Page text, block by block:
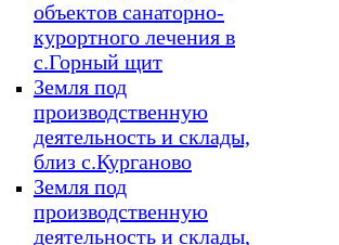
объектов санаторно-
курортного лечения в
с.Горный щит
Земля под
производственную
деятельность и склады,
близ с.Курганово
Земля под
производственную
деятельность и склады,